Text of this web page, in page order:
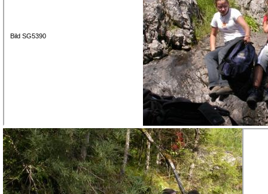
Bild SG5390